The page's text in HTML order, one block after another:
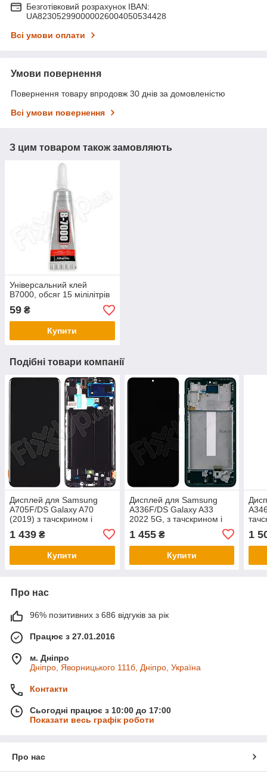
Безготівковий розрахунок IBAN:
UA823052990000026004050534428
Всі умови оплати
Умови повернення
Повернення товару впродовж 30 днів за домовленістю
Всі умови повернення
З цим товаром також замовляють
Універсальний клей
B7000, обсяг 15 мілілітрів
59 ₴
Купити
Подібні товари компанії
Дисплей для Samsung
A705F/DS Galaxy A70
(2019) з тачскрином і
чорний, OLED small LCD
1 439 ₴
Купити
Дисплей для Samsung
A336F/DS Galaxy A33
2022 5G, з тачскрином і
чорний, OLED small LCD
1 455₴
Купити
1
Про нас
96% позитивних з 686 відгуків за рік
Працює з 27.01.2016
м. Дніпро
Дніпро, Яворницького 111б, Дніпро, Україна
Контакти
Сьогодні працює з 10:00 до 17:00
Показати весь графік роботи
Про нас